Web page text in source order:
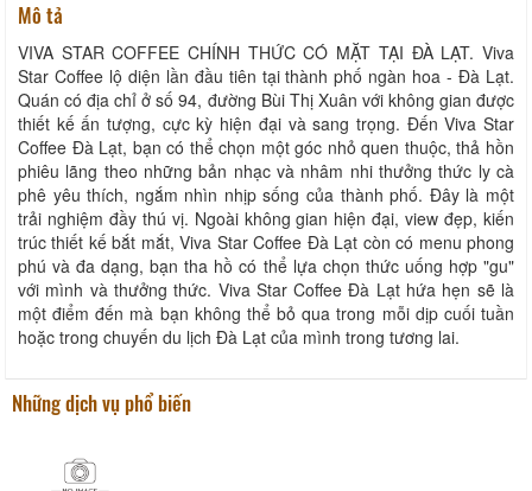
Mô tả
VIVA STAR COFFEE CHÍNH THỨC CÓ MẶT TẠI ĐÀ LẠT. Viva
Star Coffee lộ diện lần đầu tiên tại thành phố ngàn hoa - Đà Lạt.
Quán có địa chỉ ở số 94, đường Bùi Thị Xuân với không gian được
thiết kế ấn tượng, cực kỳ hiện đại và sang trọng. Đến Viva Star
Coffee Đà Lạt, bạn có thể chọn một góc nhỏ quen thuộc, thả hồn
phiêu lãng theo những bản nhạc và nhâm nhi thưởng thức ly cà
phê yêu thích, ngắm nhìn nhịp sống của thành phố. Đây là một
trải nghiệm đầy thú vị. Ngoài không gian hiện đại, view đẹp, kiến
trúc thiết kế bắt mắt, Viva Star Coffee Đà Lạt còn có menu phong
phú và đa dạng, bạn tha hồ có thể lựa chọn thức uống hợp "gu"
với mình và thưởng thức. Viva Star Coffee Đà Lạt hứa hẹn sẽ là
một điểm đến mà bạn không thể bỏ qua trong mỗi dịp cuối tuần
hoặc trong chuyến du lịch Đà Lạt của mình trong tương lai.
Những dịch vụ phổ biến